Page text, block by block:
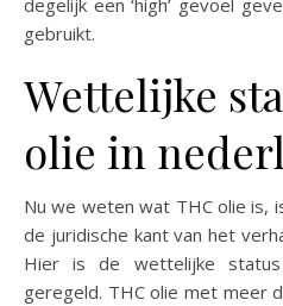
degelijk een ‘high’ gevoel
gebruikt.
Wettelijke
olie in
Nu we weten wat THC olie
de juridische kant van het
Hier is de wettelijke
geregeld. THC olie met meer